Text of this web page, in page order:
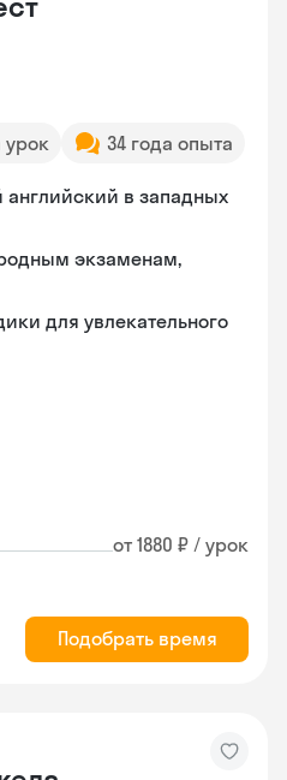
урок 34 года опыта
английский в западных
экзаменам,
для увлекательного
от 1880 ₽ / урок
Подобрать время